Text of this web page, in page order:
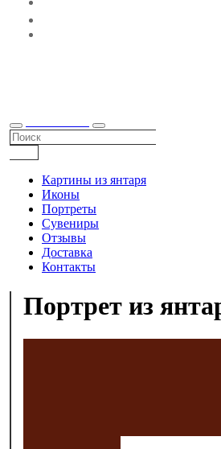
Картины из янтаря
Иконы
Портреты
Сувениры
Отзывы
Доставка
Контакты
Портрет из